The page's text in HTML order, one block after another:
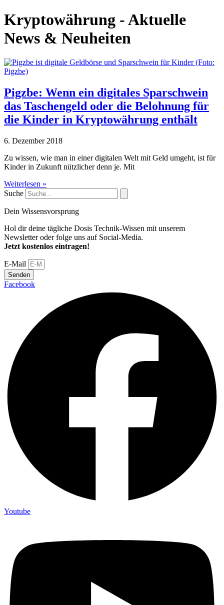
Kryptowährung - Aktuelle
News & Neuheiten
Pigzbe: Wenn ein digitales Sparschwein
das Taschengeld oder die Belohnung für
die Kinder in Kryptowährung enthält
6. Dezember 2018
Zu wissen, wie man in einer digitalen Welt mit Geld umgeht, ist für
Kinder in Zukunft nützlicher denn je. Mit
Weiterlesen »
Suche
Dein Wissensvorsprung
Hol dir deine tägliche Dosis Technik-Wissen mit unserem
Newsletter oder folge uns auf Social-Media.
Jetzt kostenlos eintragen!
E-Mail
Senden
Facebook
Youtube